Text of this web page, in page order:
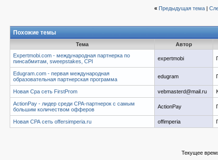
« Предыдущая тема |
Похожие темы
Тема
Автор
Expertmobi.com - международная партнерка по
пинсабмитам, sweepstakes, CPI
expertmobi
Edugram.com - первая международная
образовательная партнерская программа
edugram
Новая Сра сеть FirstProm vebmasterd@mail.ru
ActionPay - лидер среди СРА-партнерок с самым
большим количеством офферов
ActionPay
Новая СРА сеть offersimperia.ru offimperia
Текущее